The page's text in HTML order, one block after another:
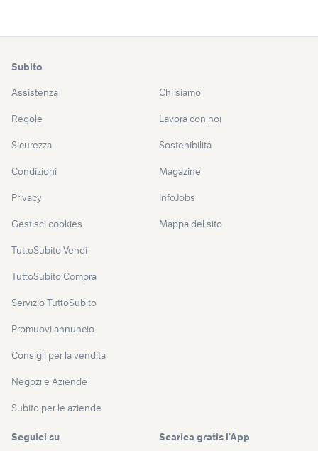
Subito
Assistenza
Regole
Sicurezza
Condizioni
Privacy
Gestisci cookies
TuttoSubito Vendi
TuttoSubito Compra
Servizio TuttoSubito
Promuovi annuncio
Consigli per la vendita
Negozi e Aziende
Subito per le aziende
Chi siamo
Lavora con noi
Sostenibilità
Magazine
InfoJobs
Mappa del sito
Seguici su Scarica gratis l’App